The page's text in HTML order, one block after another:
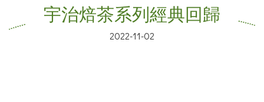
宇治焙茶系列經典回歸
2022-11-02